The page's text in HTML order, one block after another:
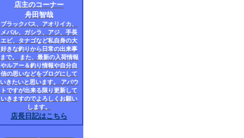
店主のコーナー
舟田智哉
ブラックバス、アオリイカ、
メバル、ガシラ、アジ、手長
エビ、タナゴなど私自身の大
好きな釣りから日常の出来事
まで。 また、最新の入荷情報
やルアー＆釣り情報や自分自
信の思いなどをブログにして
いきたいと思います。 アバウ
トですが出来る限り更新して
いきますのでよろしくお願い
します。
店長日記はこちら